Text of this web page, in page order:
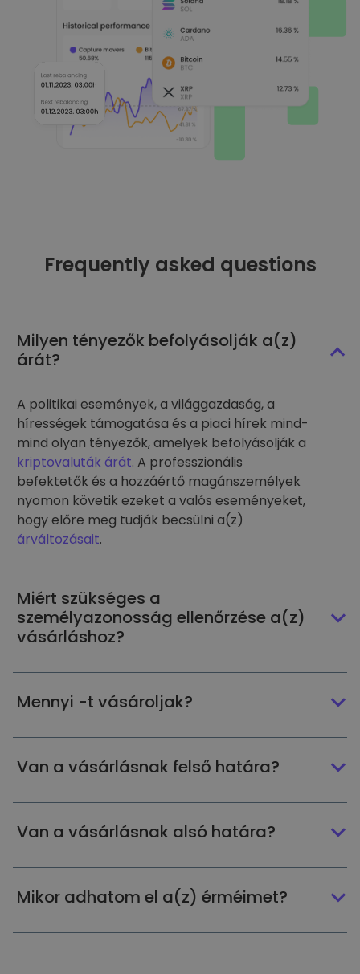
Frequently asked questions
Milyen tényezők befolyásolják a(z)
árát?
A politikai események, a világgazdaság, a
hírességek támogatása és a piaci hírek mind-
mind olyan tényezők, amelyek befolyásolják a
kriptovaluták árát. A professzionális
befektetők és a hozzáértő magánszemélyek
nyomon követik ezeket a valós eseményeket,
hogy előre meg tudják becsülni a(z)
árváltozásait.
Miért szükséges a
személyazonosság ellenőrzése a(z)
vásárláshoz?
Mennyi -t vásároljak?
Van a vásárlásnak felső határa?
Van a vásárlásnak alsó határa?
Mikor adhatom el a(z) érméimet?